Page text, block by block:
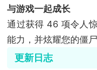
与游戏一起成长
通过获得 46 项令人
能力，并炫耀您的僵尸
更新日志